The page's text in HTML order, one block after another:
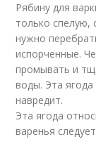
Рябину для
только спелую,
нужно
испорченные.
промывать и
воды. Эта ягода
навредит.
Эта ягода
варенья